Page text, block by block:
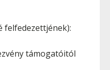
felfedezettjének):
támogatóitól